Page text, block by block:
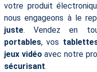
votre produit
nous engageons à le
juste. Vendez en
portables, vos
jeux vidéo avec notre
sécurisant.